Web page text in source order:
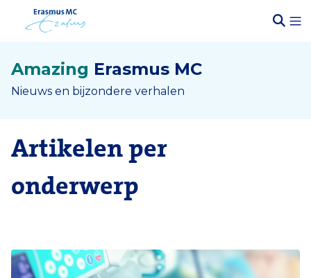
Amazing Erasmus MC
Nieuws en bijzondere verhalen
Artikelen per
onderwerp